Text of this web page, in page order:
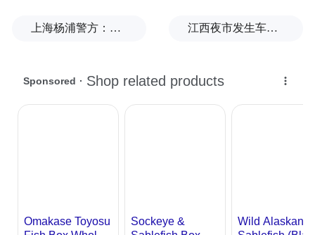
霜冻对果实的影响，实现外观与内在品质双
上海杨浦警方：男子为博取关注发布涉台风不实信息，被拘 江西夜市发生车祸，警方通报：司机酒后驾驶，7人受伤